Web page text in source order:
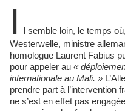
I
l semble loin, le temps
Westerwelle, ministre
homologue Laurent Fabius
pour appeler au «
internationale au Mali. »
prendre part à l’intervention
ne s’est en effet pas